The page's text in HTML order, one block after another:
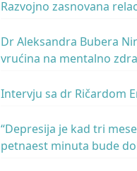
Razvojno zasnovana
Dr Aleksandra Bubera
vrućina na mentalno
Intervju sa dr Ričardom
“Depresija je kad tri
petnaest minuta bude